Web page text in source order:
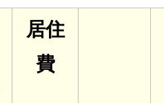
居住
費